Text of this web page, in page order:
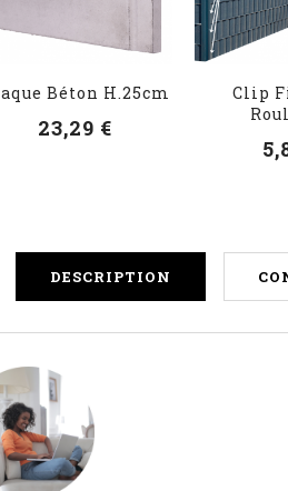
Béton H.25cm
23,29 €
Clip
DESCRIPTION